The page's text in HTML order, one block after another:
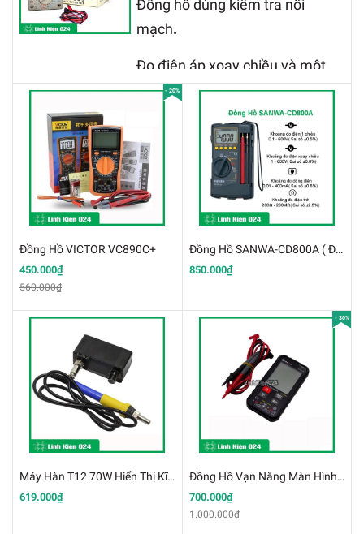
Đồng hồ dùng kiểm tra nối
mạch.
Đo điện áp xoay chiều và một
chiều.
Đo cường độ dòng điện.
Đo điện trở, độ tự cảm của quận
cảm, và điện dung của tụ điện
- 20%
Đồng Hồ VICTOR VC890C+
450.000₫
560.000₫
Đồng Hồ SANWA-CD800A ( Đồng Hồ Số, Đồng Hồ Đa Năng )
850.000₫
Máy Hàn T12 70W Hiển Thị Kĩ Thuật Số
619.000₫
- 30%
Đồng Hồ Vạn Năng Màn Hình Lớn 2.88 Inch TOOLTOP ET8132 Tự Động
700.000₫
1.000.000₫